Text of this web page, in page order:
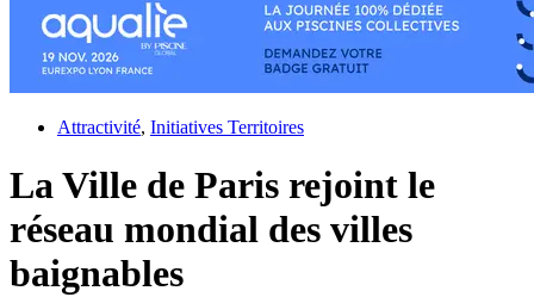
Attractivité, Initiatives Territoires
La Ville de Paris rejoint le
réseau mondial des villes
baignables